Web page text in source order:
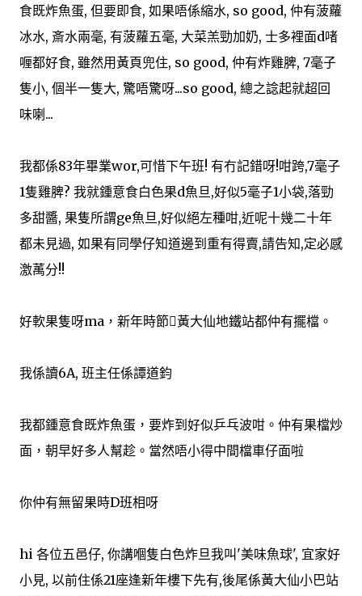
食既炸魚蛋, 但要即食, 如果唔係縮水, so good, 仲有菠蘿
冰水, 斎水兩毫, 有菠蘿五毫, 大菜羔勁加奶, 士多裡面d啫
喱都好食, 雖然用黃頁兜住, so good, 仲有炸雞脾, 7毫子
隻小, 個半一隻大, 驚唔驚呀...so good, 總之諗起就超回
味喇...
我都係83年畢業wor,可惜下午班! 有冇記錯呀!咁跨,7毫子
1隻雞脾? 我就鍾意食白色果d魚旦,好似5毫子1小袋,落勁
多甜醬, 果隻所謂ge魚旦,好似絕左種咁,近呢十幾二十年
都未見過, 如果有同學仔知道邊到重有得賣,請告知,定必感
激萭分!!
好軟果隻呀ma，新年時節黃大仙地鐵站都仲有擺檔。
我係讀6A, 班主任係譚道鈞
我都鍾意食既炸魚蛋，要炸到好似乒乓波咁。仲有果檔炒
面，朝早好多人幫趁。當然唔小得中間檔車仔面啦
你仲有無留果時D班相呀
hi 各位五邑仔, 你講嗰隻白色炸旦我叫'美味魚球', 宜家好
小見, 以前住係21座逢新年樓下先有,後尾係黃大仙小巴站